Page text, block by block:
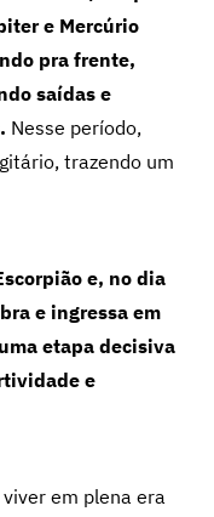
e Mercúrio
pra frente,
saídas e
Nesse período,
trazendo um
e, no dia
e ingressa em
etapa decisiva
e
em plena era